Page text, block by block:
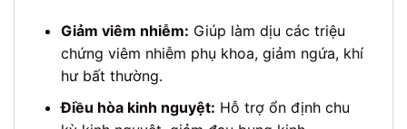
Giảm viêm nhiễm: Giúp làm dịu các triệu
chứng viêm nhiễm phụ khoa, giảm ngứa, khí
hư bất thường.
Điều hòa kinh nguyệt: Hỗ trợ ổn định chu